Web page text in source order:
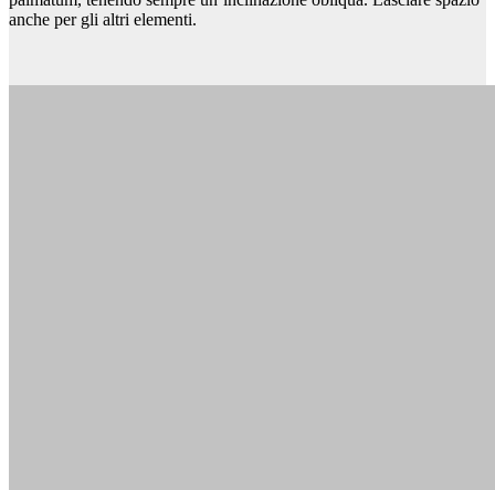
anche per gli altri elementi.